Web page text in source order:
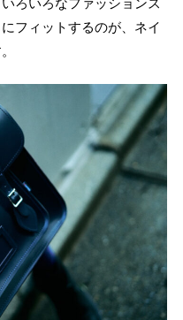
フィットするのが、ネイ